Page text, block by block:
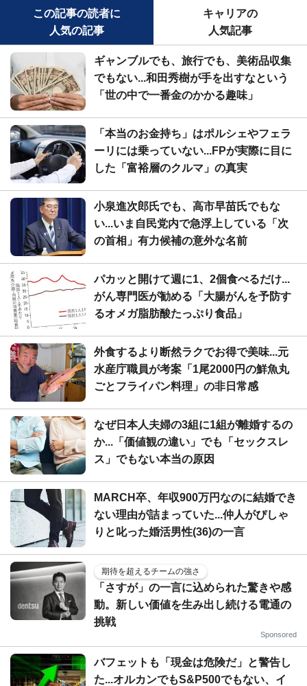
この記事の読者に
人気の記事
キャリアの
人気記事
ギャンブルでも、旅行でも、美術品収集
でもない...和田秀樹が手を出すなという
「世の中で一番金のかかる趣味」
「本当のお金持ち」はポルシェやフェラ
ーリには乗っていない...FPが実際に目に
した「富裕層のクルマ」の真実
小泉進次郎氏でも、高市早苗氏でもな
い...いま自民党内で急浮上している「次
の首相」有力候補の意外な名前
パカッと開けて週に1、2個食べるだけ...
がん専門医が勧める「大腸がんを予防す
るオメガ脂肪酸たっぷり食品」
外食するより断然ラクでお得で美味...元
水産庁職員が考案「1尾2000円の鮮魚丸
ごとフライパン料理」の非日常感
なぜ日本人夫婦の3組に1組が離婚するの
か...「価値観の違い」でも「セックスレ
ス」でもない本当の原因
MARCH卒、年収900万円なのに結婚でき
ない理由が詰まっていた...仲人がぴしゃ
りと叱った婚活男性(36)の一言
期待を超えるチームの強さ
「さすが」の一言に込められた驚きや感
動。新しい価値を生み出し続ける電通の
挑戦
Sponsored
バフェットも「現金は危険だ」と警告し
た...オルカンでもS&P500でもない、イ